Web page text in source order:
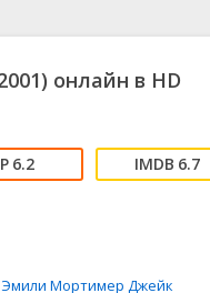
🎒 Приключения
😱 Ужасы
🧝‍♂️ Фэнтези
онлайн в HD
6.2 6.7
Эмили Мортимер Джейк